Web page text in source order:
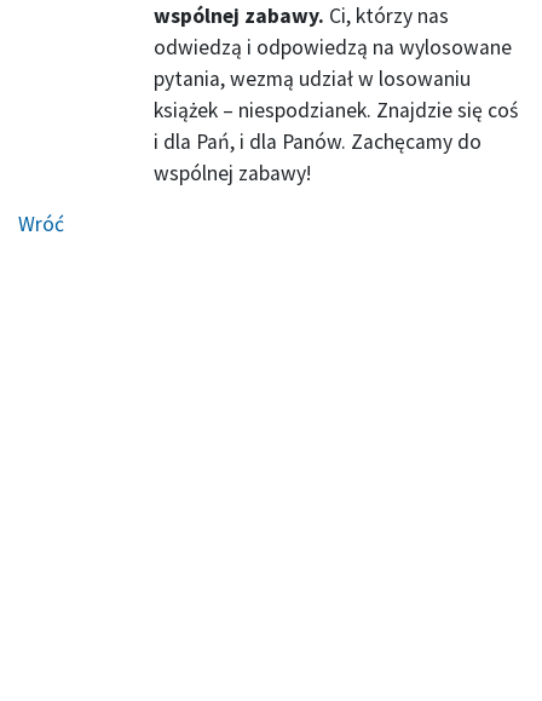
wspólnej zabawy. Ci, którzy nas
odwiedzą i odpowiedzą na wylosowane
pytania, wezmą udział w losowaniu
książek – niespodzianek. Znajdzie się coś
i dla Pań, i dla Panów. Zachęcamy do
wspólnej zabawy!
Wróć